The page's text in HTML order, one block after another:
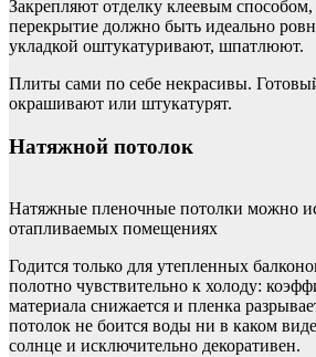
Закрепляют отделку клеевым способом,
перекрытие должно быть идеально
укладкой оштукатуривают, шпатлюют.
Плиты сами по себе некрасивы.
окрашивают или штукатурят.
Натяжной потолок
Натяжные пленочные потолки можно
отапливаемых помещениях
Годится только для утепленных
полотно чувствительно к холоду:
материала снижается и пленка
потолок не боится воды ни в каком
солнце и исключительно декоративен.